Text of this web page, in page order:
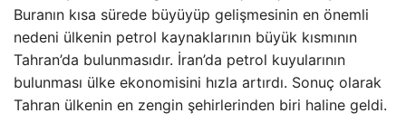
Buranın kısa sürede büyüyüp gelişmesinin en önemli
nedeni ülkenin petrol kaynaklarının büyük kısmının
Tahran’da bulunmasıdır. İran’da petrol kuyularının
bulunması ülke ekonomisini hızla artırdı. Sonuç olarak
Tahran ülkenin en zengin şehirlerinden biri haline geldi.